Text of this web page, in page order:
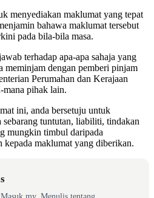
menyediakan maklumat yang tepat
bahawa maklumat tersebut
pada bila-bila masa.
terhadap apa-apa sahaja yang
meminjam dengan pemberi pinjam
Perumahan dan Kerajaan
mana pihak lain.
ini, anda bersetuju untuk
tuntutan, liabiliti, tindakan
mungkin timbul daripada
kepada maklumat yang diberikan.
Menulis tentang